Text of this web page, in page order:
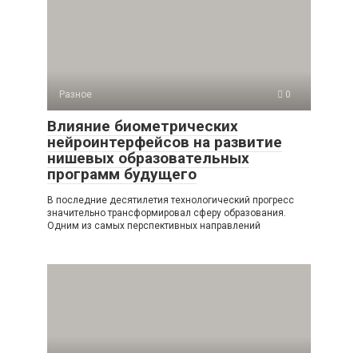
Разное 0
Влияние биометрических
нейроинтерфейсов на развитие
нишевых образовательных
программ будущего
В последние десятилетия технологический прогресс
значительно трансформировал сферу образования.
Одним из самых перспективных направлений